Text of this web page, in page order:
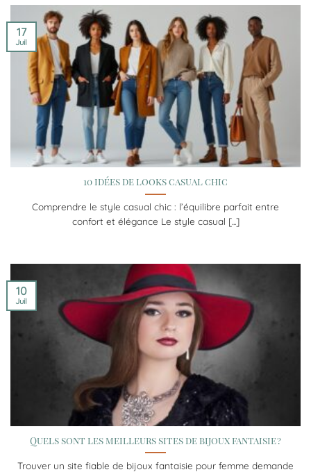
10 idées de looks casual chic
Comprendre le style casual chic : l’équilibre parfait entre
confort et élégance Le style casual [...]
17
Juil
Quels sont les meilleurs sites de bijoux fantaisie ?
Trouver un site fiable de bijoux fantaisie pour femme demande
10
Juil